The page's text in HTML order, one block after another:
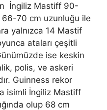
İngiliz Mastiff 90-
66-70 cm uzunluğu ile
yalnızca 14 Mastif
ataları çeşitli
ise keskin
polis, ve askeri
Guinness rekor
isimli İngiliz Mastiff
olup 68 cm